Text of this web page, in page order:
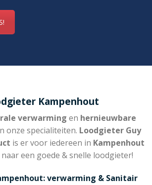
Kampenhout
verwarming en hernieuwbare
onze specialiteiten. Loodgieter Guy
is er voor iedereen in Kampenhout
een goede & snelle loodgieter!
verwarming & Sanitair